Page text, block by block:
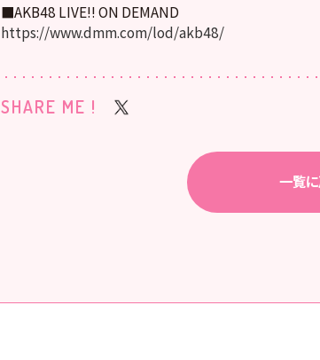
■AKB48 LIVE!! ON DEMAND
https://www.dmm.com/lod/akb48/
SHARE ME !
一覧